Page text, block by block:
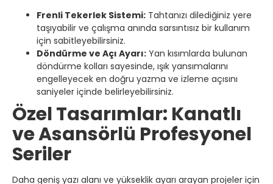
Frenli Tekerlek Sistemi: Tahtanızı dilediğiniz yere
taşıyabilir ve çalışma anında sarsıntısız bir kullanım
için sabitleyebilirsiniz.
Döndürme ve Açı Ayarı: Yan kısımlarda bulunan
döndürme kolları sayesinde, ışık yansımalarını
engelleyecek en doğru yazma ve izleme açısını
saniyeler içinde belirleyebilirsiniz.
Özel Tasarımlar: Kanatlı
ve Asansörlü Profesyonel
Seriler
Daha geniş yazı alanı ve yükseklik ayarı arayan projeler için